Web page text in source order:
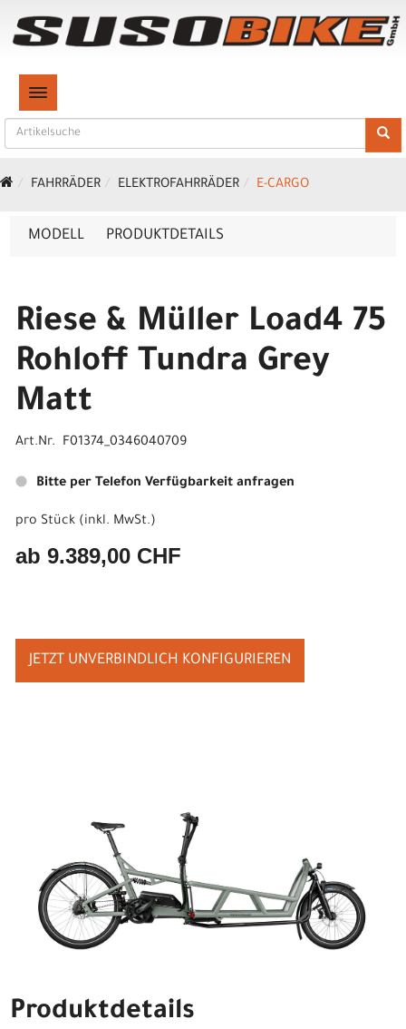
TOGGLE NAVIGATION
FAHRRÄDER ELEKTROFAHRRÄDER E-CARGO
MODELL PRODUKTDETAILS
Riese & Müller Load4 75
Rohloff Tundra Grey
Matt
Art.Nr. F01374_0346040709
Bitte per Telefon Verfügbarkeit anfragen
pro Stück (inkl. MwSt.)
ab 9.389,00 CHF
JETZT UNVERBINDLICH KONFIGURIEREN
Produktdetails